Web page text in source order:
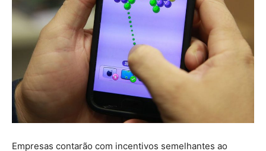
Empresas contarão com incentivos semelhantes ao